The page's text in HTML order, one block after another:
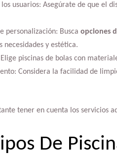
los usuarios: Asegúrate de que el
personalización: Busca opciones
necesidades y estética.
piscinas de bolas con
Considera la facilidad de
tener en cuenta los servicios
De